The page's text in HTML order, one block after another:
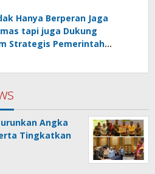
BKPM
Hanya Berperan Jaga
tapi juga Dukung
Strategis Pemerintah
Angka
Tingkatkan